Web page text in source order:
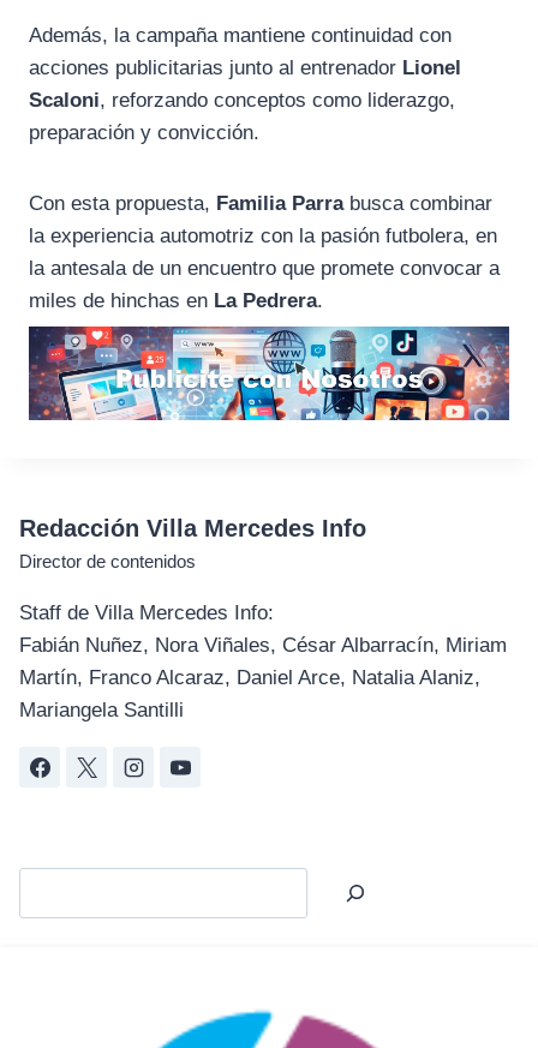
Además, la campaña mantiene continuidad con
acciones publicitarias junto al entrenador Lionel
Scaloni, reforzando conceptos como liderazgo,
preparación y convicción.
Con esta propuesta, Familia Parrabusca combinar
la experiencia automotriz con la pasión futbolera, en
la antesala de un encuentro que promete convocar a
miles de hinchas en La Pedrera.
Redacción Villa Mercedes Info
Director de contenidos
Staff de Villa Mercedes Info:
Fabián Nuñez, Nora Viñales, César Albarracín, Miriam
Martín, Franco Alcaraz, Daniel Arce, Natalia Alaniz,
Mariangela Santilli